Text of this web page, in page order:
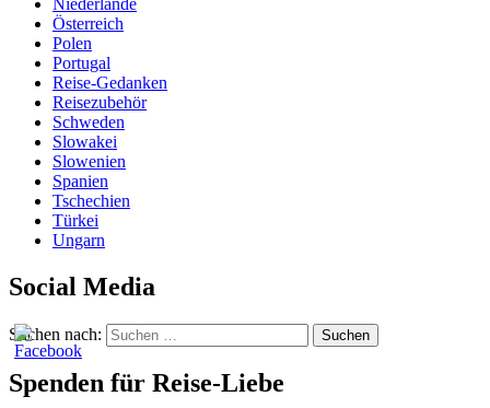
Niederlande
Österreich
Polen
Portugal
Reise-Gedanken
Reisezubehör
Schweden
Slowakei
Slowenien
Spanien
Tschechien
Türkei
Ungarn
Social Media
Suchen nach: Suchen
Spenden für Reise-Liebe